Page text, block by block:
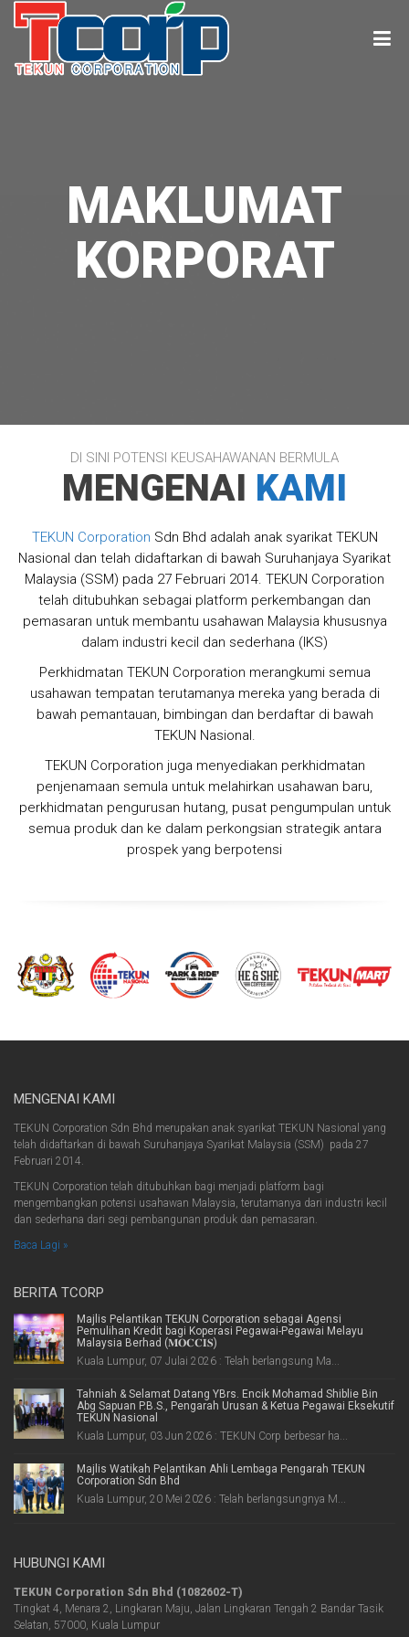
MAKLUMAT
KORPORAT
DI SINI POTENSI KEUSAHAWANAN BERMULA
MENGENAI KAMI
TEKUN Corporation Sdn Bhd adalah anak syarikat TEKUN
Nasional dan telah didaftarkan di bawah Suruhanjaya Syarikat
Malaysia (SSM) pada 27 Februari 2014. TEKUN Corporation
telah ditubuhkan sebagai platform perkembangan dan
pemasaran untuk membantu usahawan Malaysia khususnya
dalam industri kecil dan sederhana (IKS)
Perkhidmatan TEKUN Corporation merangkumi semua
usahawan tempatan terutamanya mereka yang berada di
bawah pemantauan, bimbingan dan berdaftar di bawah
TEKUN Nasional.
TEKUN Corporation juga menyediakan perkhidmatan
penjenamaan semula untuk melahirkan usahawan baru,
perkhidmatan pengurusan hutang, pusat pengumpulan untuk
semua produk dan ke dalam perkongsian strategik antara
prospek yang berpotensi
MENGENAI KAMI
TEKUN Corporation Sdn Bhd merupakan anak syarikat TEKUN Nasional yang
telah didaftarkan di bawah Suruhanjaya Syarikat Malaysia (SSM) pada 27
Februari 2014.
TEKUN Corporation telah ditubuhkan bagi menjadi platform bagi
mengembangkan potensi usahawan Malaysia, terutamanya dari industri kecil
dan sederhana dari segi pembangunan produk dan pemasaran.
Baca Lagi »
BERITA TCORP
Majlis Pelantikan TEKUN Corporation sebagai Agensi
Pemulihan Kredit bagi Koperasi Pegawai-Pegawai Melayu
Malaysia Berhad (𝐌𝐎𝐂𝐂𝐈𝐒)
Kuala Lumpur, 07 Julai 2026 : Telah berlangsung Ma...
Tahniah & Selamat Datang YBrs. Encik Mohamad Shiblie Bin
Abg Sapuan P.B.S., Pengarah Urusan & Ketua Pegawai Eksekutif
TEKUN Nasional
Kuala Lumpur, 03 Jun 2026 : TEKUN Corp berbesar ha...
Majlis Watikah Pelantikan Ahli Lembaga Pengarah TEKUN
Corporation Sdn Bhd
Kuala Lumpur, 20 Mei 2026 : Telah berlangsungnya M...
HUBUNGI KAMI
TEKUN Corporation Sdn Bhd (1082602-T)
Tingkat 4, Menara 2, Lingkaran Maju, Jalan Lingkaran Tengah 2 Bandar Tasik
Selatan, 57000, Kuala Lumpur